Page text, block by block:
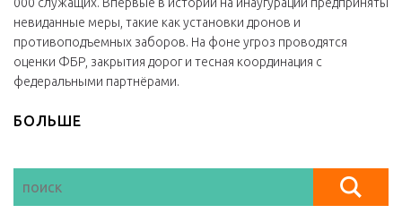
невиданные меры, такие как установки дронов и
противоподъемных заборов. На фоне угроз проводятся
оценки ФБР, закрытия дорог и тесная координация с
федеральными партнёрами.
БОЛЬШЕ